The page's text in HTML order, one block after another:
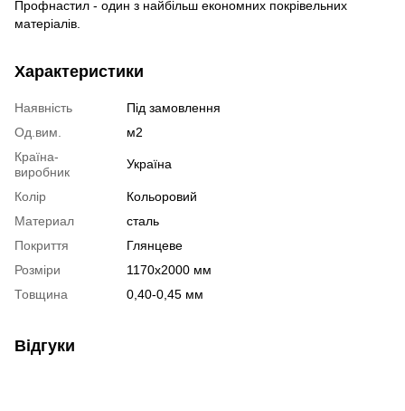
Профнастил - один з найбільш економних покрівельних
матеріалів.
Характеристики
Наявність
Під замовлення
Од.вим.
м2
Країна-
виробник
Україна
Колір
Кольоровий
Материал
сталь
Покриття
Глянцеве
Розміри
1170х2000 мм
Товщина
0,40-0,45 мм
Відгуки